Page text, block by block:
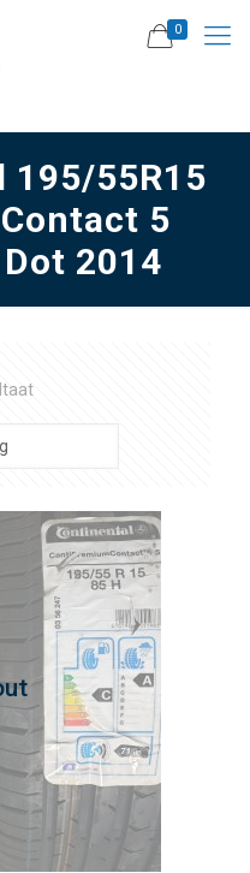
0
195/55R15
5
2014